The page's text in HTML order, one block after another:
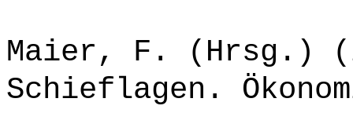
Maier, F. (Hrsg.)
Schieflagen.